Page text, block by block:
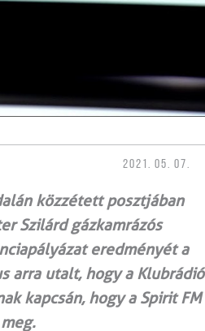
2021. 05. 07.
közzétett posztjában
Szilárd gázkamrázós
eredményét a
arra utalt, hogy a Klubrádió
kapcsán, hogy a Spirit FM